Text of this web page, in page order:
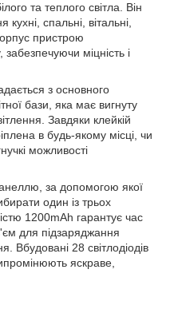
та теплого світла. Він
кухні, спальні, вітальні,
пристрою
забезпечуючи міцність і
з основного
бази, яка має вигнуту
Завдяки клейкій
в будь-якому місці, чи
можливості
за допомогою якої
один із трьох
1200mAh гарантує час
для підзаряджання
Вбудовані 28 світлодіодів
яскраве,